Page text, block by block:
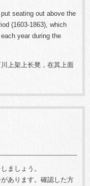
seating out above the
(1603-1863), which
year during the
上架上长凳，在其上面
ましょう。
あります。確認した方